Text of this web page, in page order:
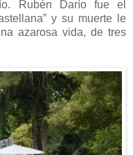
Rubén Darío fue el
y su muerte le
azarosa vida, de tres